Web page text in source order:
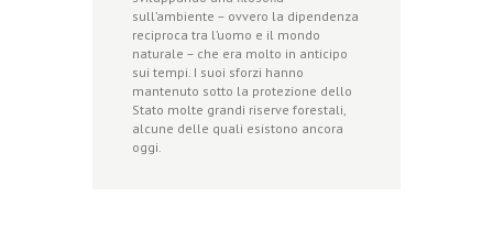
sull’ambiente – ovvero la dipendenza
reciproca tra l’uomo e il mondo
naturale – che era molto in anticipo
sui tempi. I suoi sforzi hanno
mantenuto sotto la protezione dello
Stato molte grandi riserve forestali,
alcune delle quali esistono ancora
oggi.